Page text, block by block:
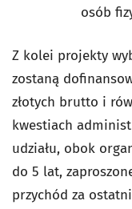
osób
Z kolei projekty
zostaną
złotych brutto i
kwestiach
udziału, obok
do 5 lat,
przychód za